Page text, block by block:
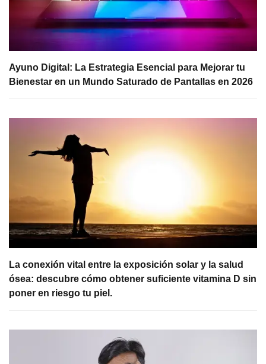
Ayuno Digital: La Estrategia Esencial para Mejorar tu
Bienestar en un Mundo Saturado de Pantallas en 2026
La conexión vital entre la exposición solar y la salud
ósea: descubre cómo obtener suficiente vitamina D sin
poner en riesgo tu piel.